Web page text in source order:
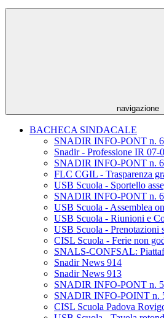
navigazione
BACHECA SINDACALE
SNADIR INFO-PONT n.
Snadir - Professione IR 07-
SNADIR INFO-PONT n.
FLC CGIL - Trasparenza
USB Scuola - Sportello
SNADIR INFO-PONT n.
USB Scuola - Assemblea
USB Scuola - Riunioni e
USB Scuola - Prenotazioni
CISL Scuola - Ferie non
SNALS-CONFSAL:
Snadir News 914
Snadir News 913
SNADIR INFO-PONT n.
SNADIR INFO-POINT n.
CISL Scuola Padova